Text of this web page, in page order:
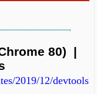
80) |
2019/12/devtools